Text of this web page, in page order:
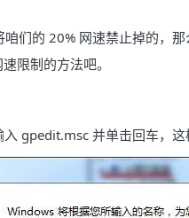
们的 20% 网速禁止掉的，
限制的方法吧。
gpedit.msc 并单击回车，这